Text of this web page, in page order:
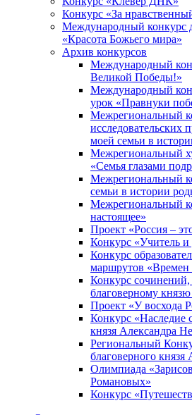
Конкурс «За
Международный конкурс
«Красота Божьего мира»
Архив конкурсов
Международный
Великой Победы!»
Международный
урок «Правнуки
Межрегиональный
исследовательских
моей семьи в
Межрегиональный
«Семья глазами
Межрегиональный
семьи в истории
Межрегиональный
настоящее»
Проект «Россия –
Конкурс «Учитель и
Конкурс
маршрутов «Времен
Конкурс
благоверному
Проект «У восхода
Конкурс «Наследие
князя Александра
Региональный
благоверного князя
Олимпиада
Романовых»
Конкурс